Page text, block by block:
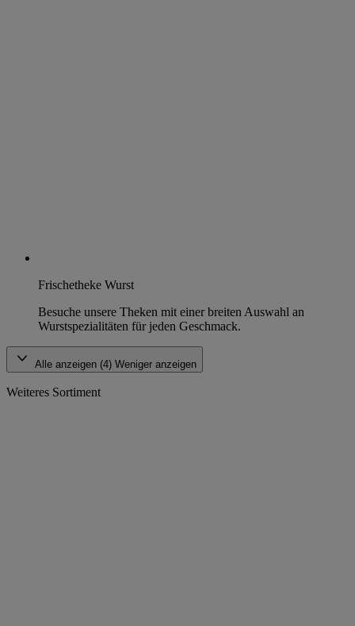
Frischetheke Wurst
Besuche unsere Theken mit einer breiten Auswahl an
Wurstspezialitäten für jeden Geschmack.
Alle anzeigen (4) Weniger anzeigen
Weiteres Sortiment